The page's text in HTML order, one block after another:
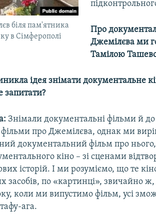
біля пам'ятника
в Сімферополі
Про
Джемілєва ми
Тамілою
ідея знімати документальне
запитати?
Знімали документальні фільми й
фільми про Джемілєва, однак ми
документальний фільм про
кіно – зі сценами
історій. І ми розуміємо, що те
засобів, по «картинці», звичайно
коли ми випустимо фільм, усі
ага.